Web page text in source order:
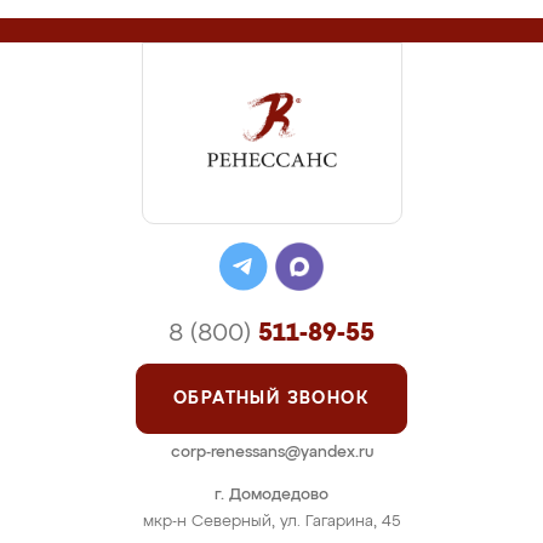
г. Домодедово
мкр-н Северный, ул. Гагарина, 45
8 (800) 511-89-55
ОБРАТНЫЙ ЗВОНОК
corp-renessans@yandex.ru